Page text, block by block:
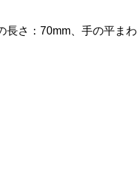
長さ：70mm、手の平まわ